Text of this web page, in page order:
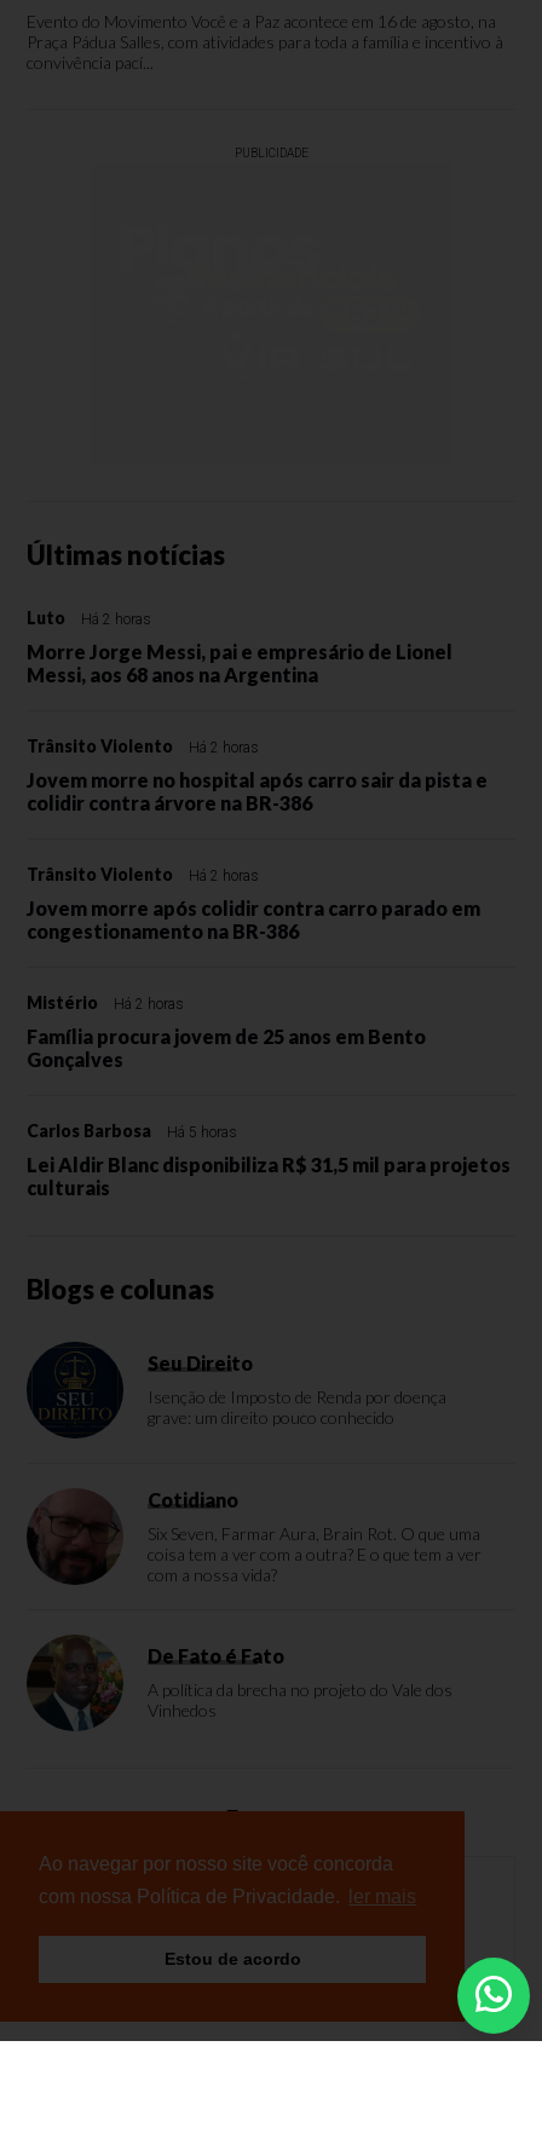
Ao navegar por nosso site você concorda
com nossa Política de Privacidade.
ler mais
Estou de acordo
Evento do Movimento Você e a Paz acontece em 16 de agosto, na
Praça Pádua Salles, com atividades para toda a família e incentivo à
convivência pací...
PUBLICIDADE
Últimas notícias
Luto Há 2 horas
Morre Jorge Messi, pai e empresário de Lionel
Messi, aos 68 anos na Argentina
Trânsito Violento Há 2 horas
Jovem morre no hospital após carro sair da pista e
colidir contra árvore na BR-386
Trânsito Violento Há 2 horas
Jovem morre após colidir contra carro parado em
congestionamento na BR-386
Mistério Há 2 horas
Família procura jovem de 25 anos em Bento
Gonçalves
Carlos Barbosa Há 5 horas
Lei Aldir Blanc disponibiliza R$ 31,5 mil para projetos
culturais
Blogs e colunas
Seu Direito
Isenção de Imposto de Renda por doença
grave: um direito pouco conhecido
Cotidiano
Six Seven, Farmar Aura, Brain Rot. O que uma
coisa tem a ver com a outra? E o que tem a ver
com a nossa vida?
De Fato é Fato
A política da brecha no projeto do Vale dos
Vinhedos
Enquete